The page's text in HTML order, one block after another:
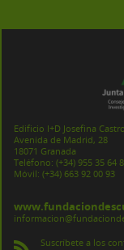
Edificio I+D Josefina
Avenida de Madrid, 28
18071 Granada
Teléfono: (+34) 955 35 64
Móvil: (+34) 663 92 00 93
Suscríbete a los